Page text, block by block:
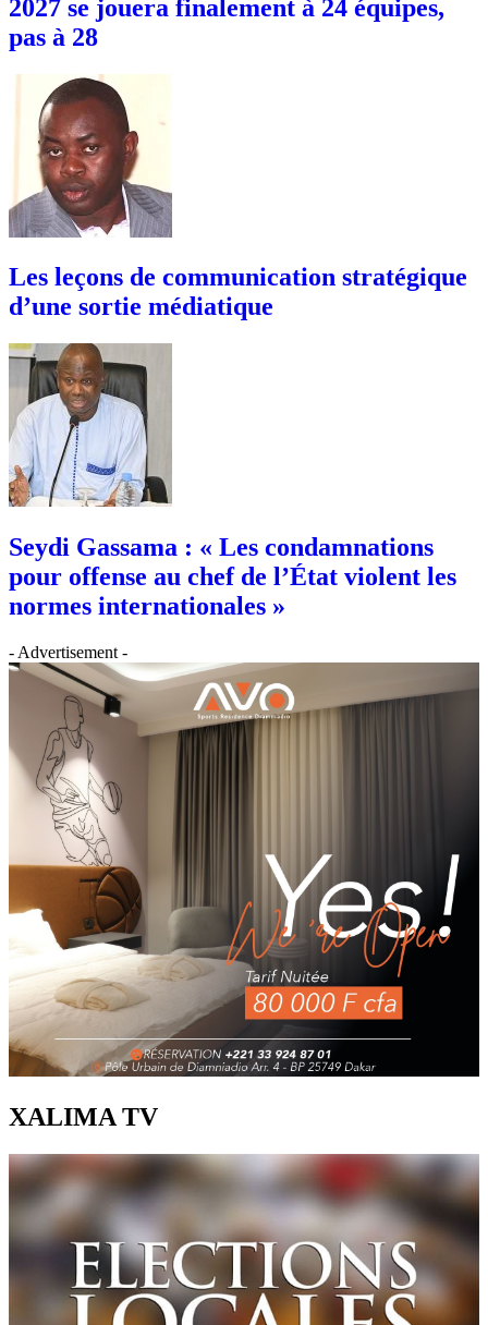
2027 se jouera finalement à 24 équipes,
pas à 28
Les leçons de communication stratégique
d’une sortie médiatique
Seydi Gassama : « Les condamnations
pour offense au chef de l’État violent les
normes internationales »
- Advertisement -
XALIMA TV